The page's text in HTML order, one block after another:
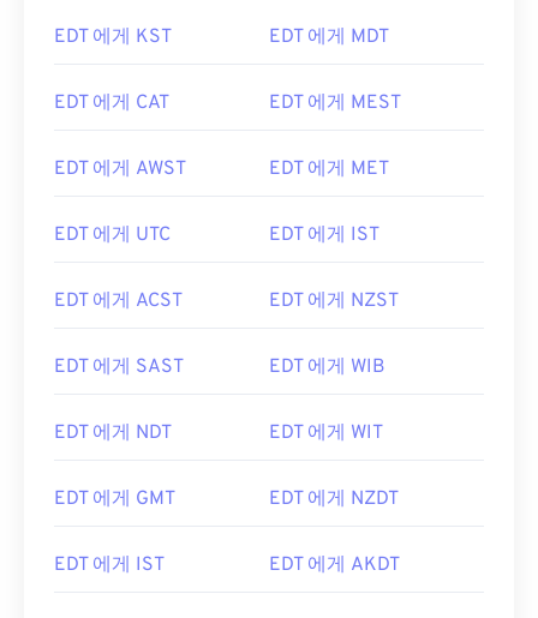
EDT 에게 KST EDT 에게 MDT
EDT 에게 CAT EDT 에게 MEST
EDT 에게 AWST EDT 에게 MET
EDT 에게 UTC EDT 에게 IST
EDT 에게 ACST EDT 에게 NZST
EDT 에게 SAST EDT 에게 WIB
EDT 에게 NDT EDT 에게 WIT
EDT 에게 GMT EDT 에게 NZDT
EDT 에게 IST EDT 에게 AKDT